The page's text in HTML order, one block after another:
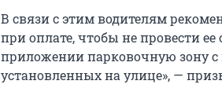
В связи с этим водителям
при оплате, чтобы не провести
приложении парковочную зону
установленных на улице», —